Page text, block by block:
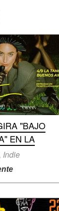
"BAJO
EN LA
Indie